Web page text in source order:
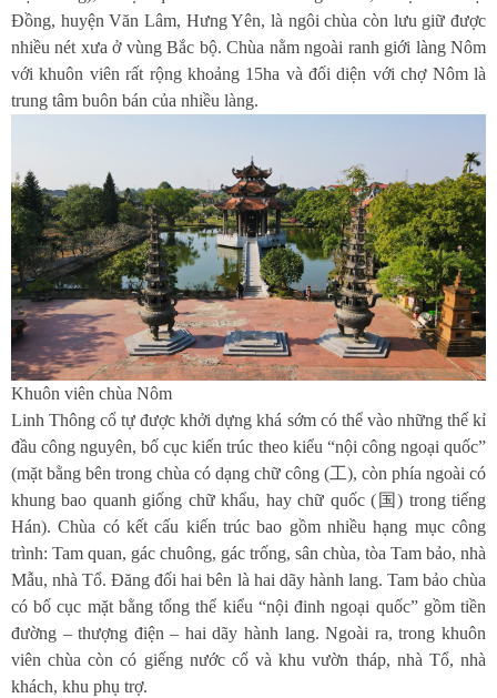
Đồng, huyện Văn Lâm, Hưng Yên, là ngôi chùa còn lưu giữ được
nhiều nét xưa ở vùng Bắc bộ. Chùa nằm ngoài ranh giới làng Nôm
với khuôn viên rất rộng khoảng 15ha và đối diện với chợ Nôm là
trung tâm buôn bán của nhiều làng.
Khuôn viên chùa Nôm
Linh Thông cổ tự được khởi dựng khá sớm có thể vào những thế kỉ
đầu công nguyên, bố cục kiến trúc theo kiểu “nội công ngoại quốc”
(mặt bằng bên trong chùa có dạng chữ công (工), còn phía ngoài có
khung bao quanh giống chữ khẩu, hay chữ quốc (国) trong tiếng
Hán). Chùa có kết cấu kiến trúc bao gồm nhiều hạng mục công
trình: Tam quan, gác chuông, gác trống, sân chùa, tòa Tam bảo, nhà
Mẫu, nhà Tổ. Đăng đối hai bên là hai dãy hành lang. Tam bảo chùa
có bố cục mặt bằng tổng thể kiểu “nội đinh ngoại quốc” gồm tiền
đường – thượng điện – hai dãy hành lang. Ngoài ra, trong khuôn
viên chùa còn có giếng nước cổ và khu vườn tháp, nhà Tổ, nhà
khách, khu phụ trợ.